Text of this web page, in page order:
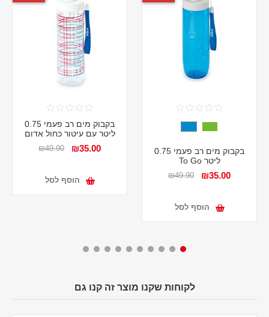
בקבוק מים רב פעמי 0.75
ליטר To Go
₪35.00
₪49.90
הוסף לסל
בקבוק מים רב פעמי 0.75
ליטר עם עיטור כחול אדום
₪35.00
₪49.90
הוסף לסל
לקוחות שקנו מוצר זה קנו גם